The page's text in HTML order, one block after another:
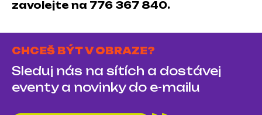
zavolejte na 776 367 840.
CHCEŠ BÝT V OBRAZE?
Sleduj nás na sítích a dostávej
eventy a novinky do e-mailu